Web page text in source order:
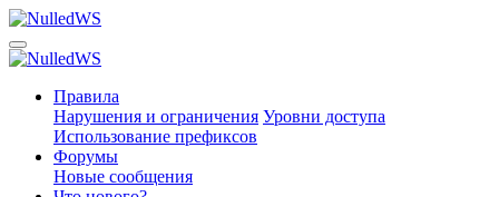
Правила
Нарушения и ограничения Уровни доступа
Использование префиксов
Форумы
Новые сообщения